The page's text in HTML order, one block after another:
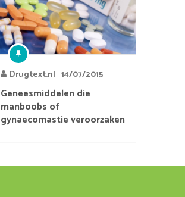
Drugtext.nl 14/07/2015
Geneesmiddelen die
manboobs of
gynaecomastie veroorzaken